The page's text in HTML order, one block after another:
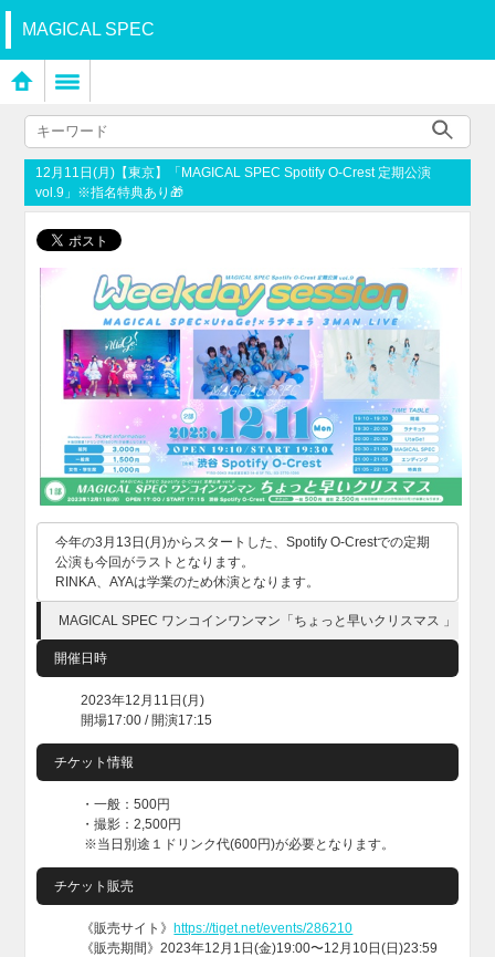
MAGICAL SPEC
12月11日(月)【東京】「MAGICAL SPEC Spotify O-Crest 定期公演
vol.9」※指名特典あり🎁
今年の3月13日(月)からスタートした、Spotify O-Crestでの定期
公演も今回がラストとなります。
RINKA、AYAは学業のため休演となります。
MAGICAL SPEC ワンコインワンマン「ちょっと早いクリスマス 」
開催日時
2023年12月11日(月)
開場17:00 / 開演17:15
チケット情報
・一般：500円
・撮影：2,500円
※当日別途１ドリンク代(600円)が必要となります。
チケット販売
《販売サイト》https://tiget.net/events/286210
《販売期間》2023年12月1日(金)19:00〜12月10日(日)23:59